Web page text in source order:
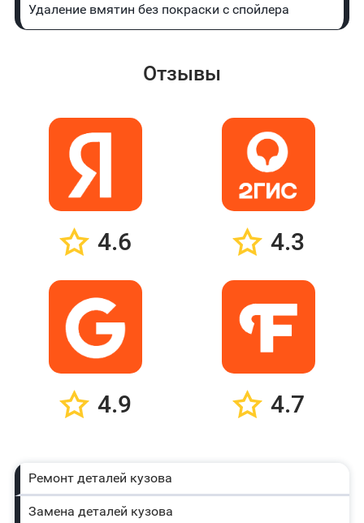
Удаление вмятин без покраски с спойлера
Отзывы
4.6 4.3
4.9 4.7
Ремонт деталей кузова
Замена деталей кузова